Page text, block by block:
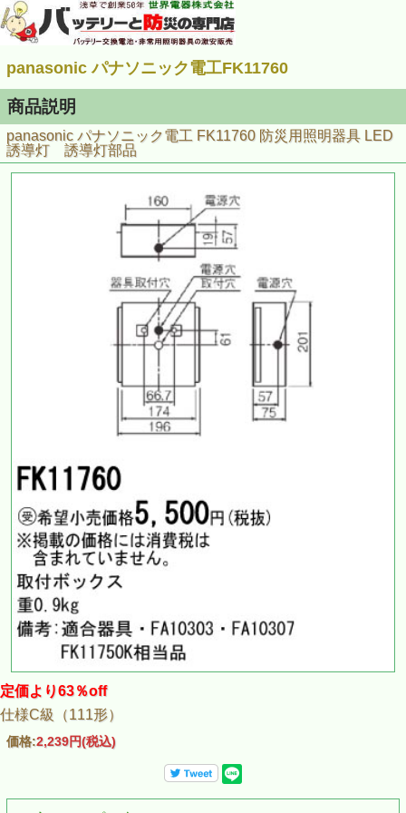
panasonic パナソニック電工FK11760
商品説明
panasonic パナソニック電工 FK11760 防災用照明器具 LED
誘導灯 誘導灯部品
定価より63％off
仕様C級（111形）
価格:2,239円(税込)